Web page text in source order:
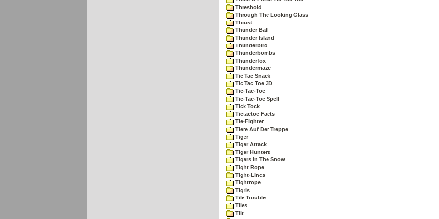
Threshold
Through The Looking Glass
Thrust
Thunder Ball
Thunder Island
Thunderbird
Thunderbombs
Thunderfox
Thundermaze
Tic Tac Snack
Tic Tac Toe 3D
Tic-Tac-Toe
Tic-Tac-Toe Spell
Tick Tock
Tictactoe Facts
Tie-Fighter
Tiere Auf Der Treppe
Tiger
Tiger Attack
Tiger Hunters
Tigers In The Snow
Tight Rope
Tight-Lines
Tightrope
Tigris
Tile Trouble
Tiles
Tilt